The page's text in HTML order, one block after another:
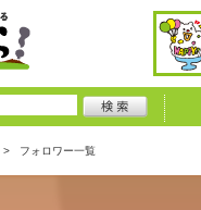
フォロワー一覧